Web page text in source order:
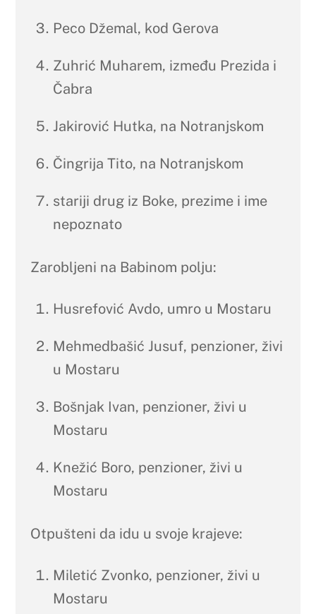
Peco Džemal, kod Gerova
Zuhrić Muharem, između Prezida i
Čabra
Jakirović Hutka, na Notranjskom
Čingrija Tito, na Notranjskom
stariji drug iz Boke, prezime i ime
nepoznato
Zarobljeni na Babinom polju:
Husrefović Avdo, umro u Mostaru
Mehmedbašić Jusuf, penzioner, živi
u Mostaru
Bošnjak Ivan, penzioner, živi u
Mostaru
Knežić Boro, penzioner, živi u
Mostaru
Otpušteni da idu u svoje krajeve:
Miletić Zvonko, penzioner, živi u
Mostaru